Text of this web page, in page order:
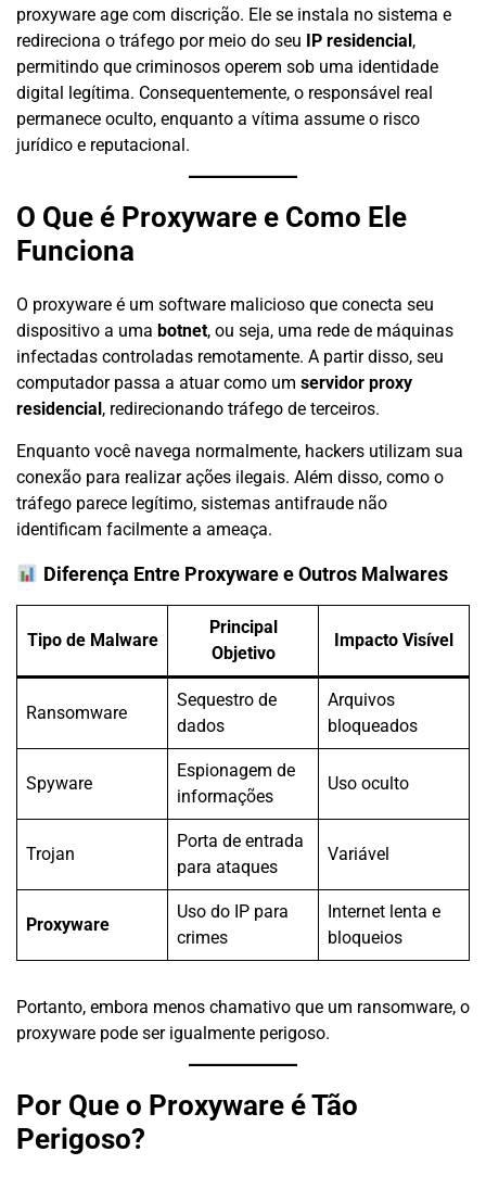
proxyware age com discrição. Ele se instala no sistema e
redireciona o tráfego por meio do seu IP residencial,
permitindo que criminosos operem sob uma identidade
digital legítima. Consequentemente, o responsável real
permanece oculto, enquanto a vítima assume o risco
jurídico e reputacional.
O Que é Proxyware e Como Ele
Funciona
O proxyware é um software malicioso que conecta seu
dispositivo a uma botnet, ou seja, uma rede de máquinas
infectadas controladas remotamente. A partir disso, seu
computador passa a atuar como um servidor proxy
residencial, redirecionando tráfego de terceiros.
Enquanto você navega normalmente, hackers utilizam sua
conexão para realizar ações ilegais. Além disso, como o
tráfego parece legítimo, sistemas antifraude não
identificam facilmente a ameaça.
Diferença Entre Proxyware e Outros Malwares
Tipo de Malware
Principal
Objetivo
Impacto Visível
Ransomware
Sequestro de
dados
Arquivos
bloqueados
Spyware
Espionagem de
informações
Uso oculto
Trojan
Porta de entrada
para ataques
Variável
Proxyware
Uso do IP para
crimes
Internet lenta e
bloqueios
Portanto, embora menos chamativo que um ransomware, o
proxyware pode ser igualmente perigoso.
Por Que o Proxyware é Tão
Perigoso?